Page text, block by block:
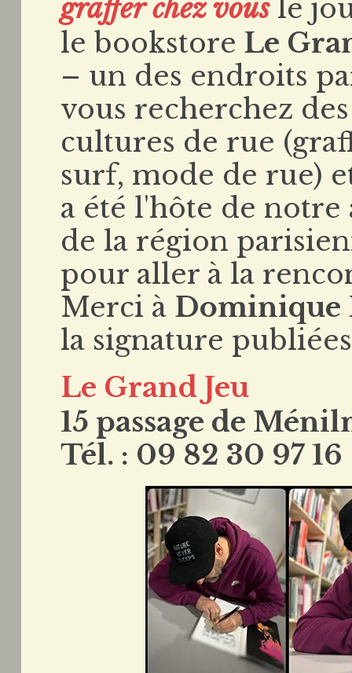
graffer chez vous le
le bookstore Le
– un des endroits
vous recherchez
cultures de rue
surf, mode de rue)
a été l'hôte de notre
de la région
pour aller à la
Merci à Dominique
la signature
Le Grand Jeu
15 passage de
Tél. : 09 82 30 97 16